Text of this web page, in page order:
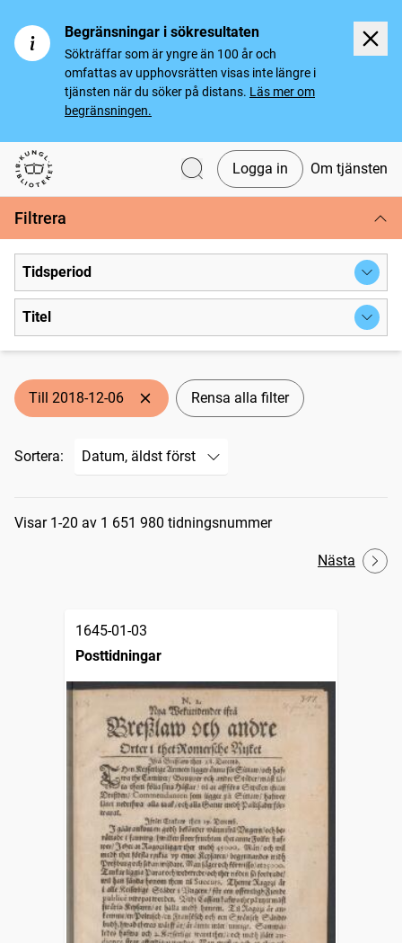
Begränsningar i sökresultaten
Sökträffar som är yngre än 100 år och
omfattas av upphovsrätten visas inte längre i
tjänsten när du söker på distans. Läs mer om
begränsningen.
Svenska tidningar
Logga in Om tjänsten
Filtrera
Tidsperiod
Titel
Till 2018-12-06 Rensa alla filter
Sortera:
Sökresultat
Visar 1-20 av 1 651 980 tidningsnummer
Nästa
1645-01-03
Posttidningar